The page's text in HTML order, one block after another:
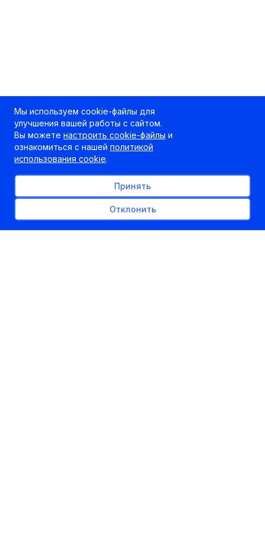
Мы используем cookie-файлы для
улучшения вашей работы с сайтом.
Вы можете настроить cookie-файлы и
ознакомиться с нашей политикой
использования cookie.
Принять
Отклонить